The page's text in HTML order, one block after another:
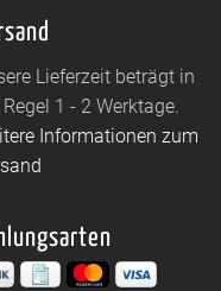
Lieferzeit beträgt in
Regel 1 - 2 Werktage.
Informationen zum